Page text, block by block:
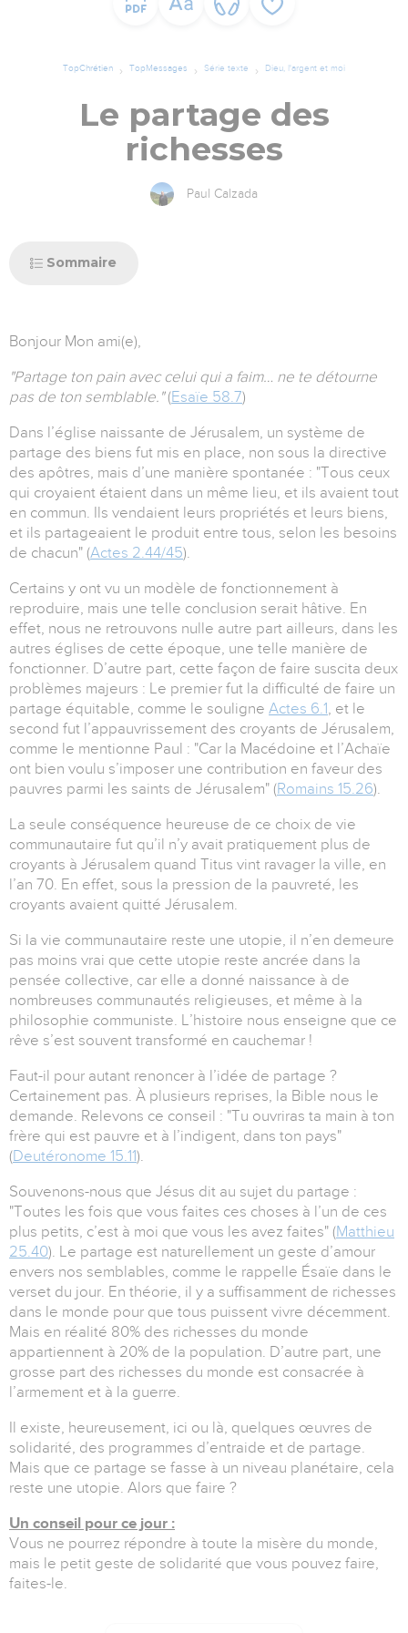
TopChrétien TopMessages Série texte Dieu, l'argent et moi
Le partage des
richesses
Paul Calzada
Sommaire
Bonjour Mon ami(e),
"Partage ton pain avec celui qui a faim… ne te détourne
pas de ton semblable."(Esaïe 58.7)
Dans l’église naissante de Jérusalem, un système de
partage des biens fut mis en place, non sous la directive
des apôtres, mais d’une manière spontanée : "Tous ceux
qui croyaient étaient dans un même lieu, et ils avaient tout
en commun. Ils vendaient leurs propriétés et leurs biens,
et ils partageaient le produit entre tous, selon les besoins
de chacun" (Actes 2.44/45).
Certains y ont vu un modèle de fonctionnement à
reproduire, mais une telle conclusion serait hâtive. En
effet, nous ne retrouvons nulle autre part ailleurs, dans les
autres églises de cette époque, une telle manière de
fonctionner. D’autre part, cette façon de faire suscita deux
problèmes majeurs : Le premier fut la difficulté de faire un
partage équitable, comme le souligne Actes 6.1 , et le
second fut l’appauvrissement des croyants de Jérusalem,
comme le mentionne Paul : "Car la Macédoine et l’Achaïe
ont bien voulu s’imposer une contribution en faveur des
pauvres parmi les saints de Jérusalem" (Romains 15.26).
La seule conséquence heureuse de ce choix de vie
communautaire fut qu’il n’y avait pratiquement plus de
croyants à Jérusalem quand Titus vint ravager la ville, en
l’an 70. En effet, sous la pression de la pauvreté, les
croyants avaient quitté Jérusalem.
Si la vie communautaire reste une utopie, il n’en demeure
pas moins vrai que cette utopie reste ancrée dans la
pensée collective, car elle a donné naissance à de
nombreuses communautés religieuses, et même à la
philosophie communiste. L’histoire nous enseigne que ce
rêve s’est souvent transformé en cauchemar !
Faut-il pour autant renoncer à l’idée de partage ?
Certainement pas. À plusieurs reprises, la Bible nous le
demande. Relevons ce conseil : "Tu ouvriras ta main à ton
frère qui est pauvre et à l’indigent, dans ton pays"
(Deutéronome 15.11).
Souvenons-nous que Jésus dit au sujet du partage :
"Toutes les fois que vous faites ces choses à l’un de ces
plus petits, c’est à moi que vous les avez faites" (Matthieu
25.40). Le partage est naturellement un geste d’amour
envers nos semblables, comme le rappelle Ésaïe dans le
verset du jour. En théorie, il y a suffisamment de richesses
dans le monde pour que tous puissent vivre décemment.
Mais en réalité 80% des richesses du monde
appartiennent à 20% de la population. D’autre part, une
grosse part des richesses du monde est consacrée à
l’armement et à la guerre.
Il existe, heureusement, ici ou là, quelques œuvres de
solidarité, des programmes d’entraide et de partage.
Mais que ce partage se fasse à un niveau planétaire, cela
reste une utopie. Alors que faire ?
Un conseil pour ce jour :
Vous ne pourrez répondre à toute la misère du monde,
mais le petit geste de solidarité que vous pouvez faire,
faites-le.